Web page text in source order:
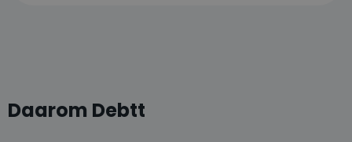
Daarom Debtt